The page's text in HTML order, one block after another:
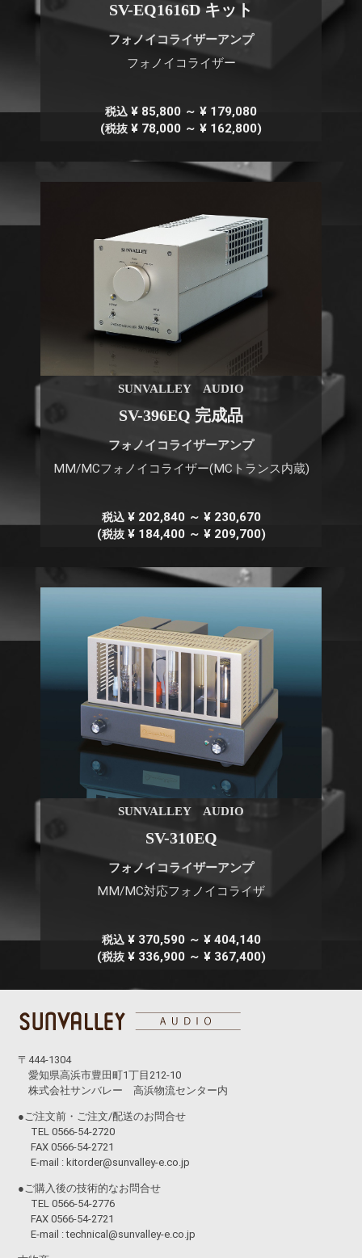
SV-EQ1616D キット
フォノイコライザーアンプ
フォノイコライザー
税込 ¥ 85,800 ～ ¥ 179,080
(税抜 ¥ 78,000 ～ ¥ 162,800)
SUNVALLEY AUDIO
SV-396EQ 完成品
フォノイコライザーアンプ
MM/MCフォノイコライザー(MCトランス内蔵)
税込¥ 202,840 ～ ¥ 230,670
(税抜¥ 184,400 ～ ¥ 209,700)
SUNVALLEY AUDIO
SV-310EQ
フォノイコライザーアンプ
MM/MC対応フォノイコライザ
税込¥ 370,590 ～ ¥ 404,140
(税抜¥ 336,900 ～ ¥ 367,400)
〒444-1304
愛知県高浜市豊田町1丁目212-10
株式会社サンバレー 高浜物流センター内
●ご注文前・ご注文/配送のお問合せ
TEL 0566-54-2720
FAX 0566-54-2721
E-mail : kitorder@sunvalley-e.co.jp
●ご購入後の技術的なお問合せ
TEL 0566-54-2776
FAX 0566-54-2721
E-mail :technical@sunvalley-e.co.jp